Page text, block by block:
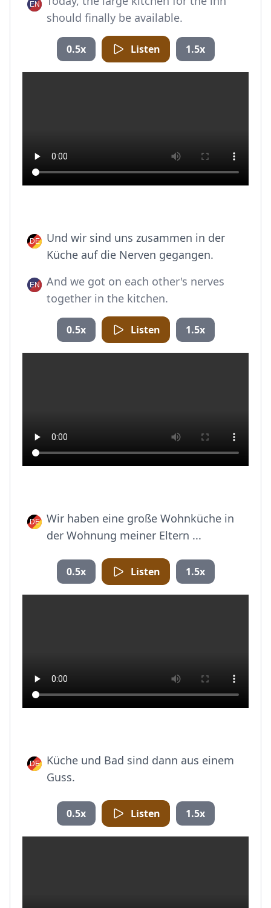
should finally be available.
0.5x Listen 1.5x
Und wir sind uns zusammen in der
Küche auf die Nerven gegangen.
And we got on each other's nerves
together in the kitchen.
0.5x Listen 1.5x
Wir haben eine große Wohnküche in
der Wohnung meiner Eltern ...
0.5x Listen 1.5x
Küche und Bad sind dann aus einem
Guss.
0.5x Listen 1.5x